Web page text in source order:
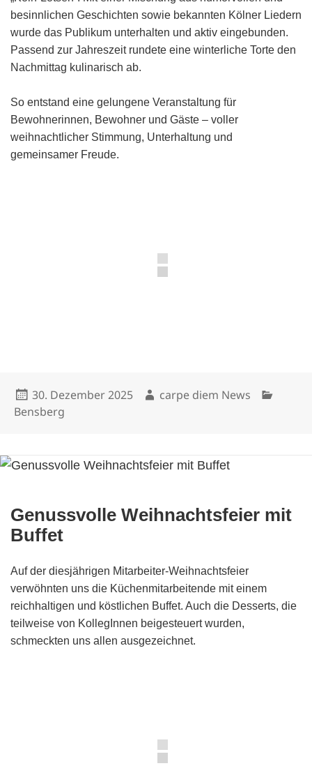
besinnlichen Geschichten sowie bekannten Kölner Liedern
wurde das Publikum unterhalten und aktiv eingebunden.
Passend zur Jahreszeit rundete eine winterliche Torte den
Nachmittag kulinarisch ab.
So entstand eine gelungene Veranstaltung für
Bewohnerinnen, Bewohner und Gäste – voller
weihnachtlicher Stimmung, Unterhaltung und
gemeinsamer Freude.
Veröffentlicht
30. Dezember 2025 Autor
carpe diem News
Bensberg
Genussvolle Weihnachtsfeier mit
Buffet
Auf der diesjährigen Mitarbeiter-Weihnachtsfeier
verwöhnten uns die Küchenmitarbeitende mit einem
reichhaltigen und köstlichen Buffet. Auch die Desserts, die
teilweise von KollegInnen beigesteuert wurden,
schmeckten uns allen ausgezeichnet.